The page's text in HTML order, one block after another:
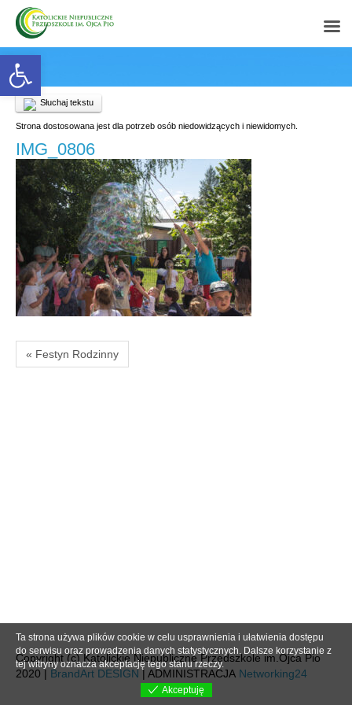
Open toolbar
Słuchaj tekstu
Strona dostosowana jest dla potrzeb osób niedowidzących i niewidomych.
IMG_0806
« Festyn Rodzinny
Copyright (c) Katolickie Niepubliczne Przedszkole im.Ojca Pio
2020 | BrandArt DESIGN | ADMINISTRACJA Networking24
Ta strona używa plików cookie w celu usprawnienia i ułatwienia dostępu
do serwisu oraz prowadzenia danych statystycznych. Dalsze korzystanie z
tej witryny oznacza akceptację tego stanu rzeczy.
Akceptuję